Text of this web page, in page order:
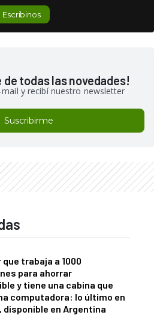
Escribinos
de todas las novedades!
y recibí nuestro newsletter
Suscribirme
trabaja a 1000
para ahorrar
y tiene una cabina que
computadora: lo último en
disponible en Argentina